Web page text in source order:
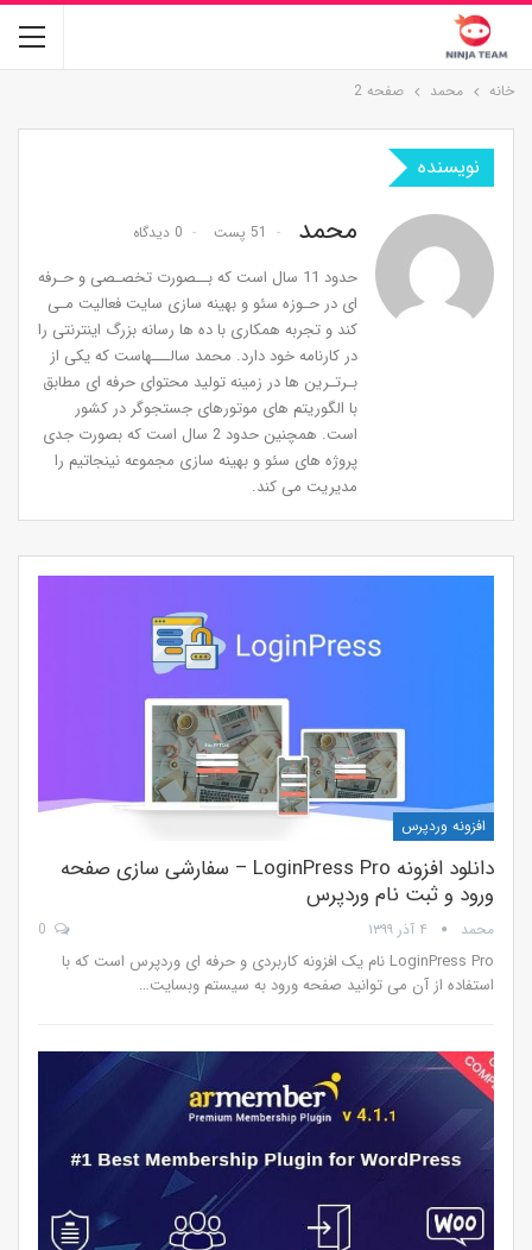
خانه محمد صفحه 2
نویسنده
محمد 51 پست 0 دیدگاه
حدود 11 سال است که بــصورت تخصـصی و حـرفه
ای در حـوزه سئو و بهینه سازی سایت فعالیت مـی
کند و تجربه همکاری با ده ها رسانه بزرگ اینترنتی را
در کارنامه خود دارد. محمد سالـــهاست که یکی از
بـرتـرین ها در زمینه تولید محتوای حرفه ای مطابق
با الگوریتم های موتورهای جستجوگر در کشور
است. همچنین حدود 2 سال است که بصورت جدی
پروژه های سئو و بهینه سازی مجموعه نینجاتیم را
مدیریت می کند.
افزونه وردپرس
دانلود افزونه LoginPress Pro – سفارشی سازی صفحه
ورود و ثبت نام وردپرس
محمد ۴ آذر ۱۳۹۹
LoginPress Pro نام یک افزونه کاربردی و حرفه ای وردپرس است که با
استفاده از آن می توانید صفحه ورود به سیستم وبسایت…